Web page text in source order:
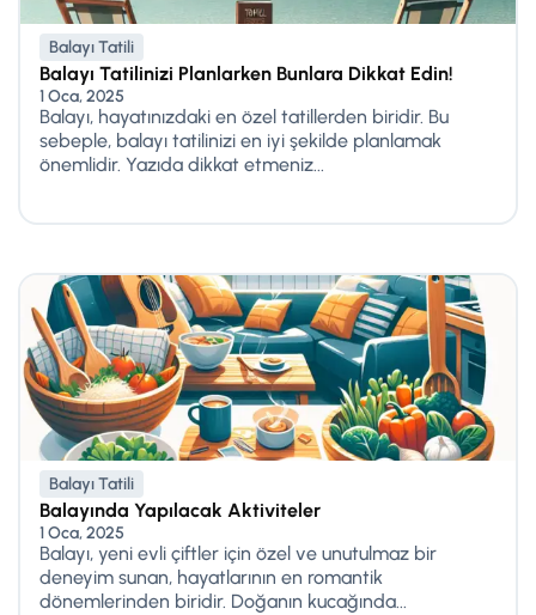
Balayı Tatili
Balayı Tatilinizi Planlarken Bunlara Dikkat Edin!
1 Oca, 2025
Balayı, hayatınızdaki en özel tatillerden biridir. Bu
sebeple, balayı tatilinizi en iyi şekilde planlamak
önemlidir. Yazıda dikkat etmeniz...
Balayı Tatili
Balayında Yapılacak Aktiviteler
1 Oca, 2025
Balayı, yeni evli çiftler için özel ve unutulmaz bir
deneyim sunan, hayatlarının en romantik
dönemlerinden biridir. Doğanın kucağında...